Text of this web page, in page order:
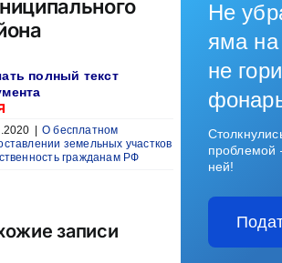
полный текст
О бесплатном
земельных участков
гражданам РФ
записи
Не
яма на
не
ней!